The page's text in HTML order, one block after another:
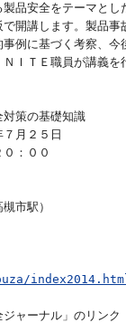
品安全をテーマとし
開講します。製品事
例に基づく考察、今
ＩＴＥ職員が講義を
対策の基礎知識
月２５日
００
市駅）
】
ャーナル」のリンク